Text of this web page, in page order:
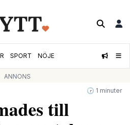
SPORT NÖJE
ANNONS
🕝 1 minuter
till